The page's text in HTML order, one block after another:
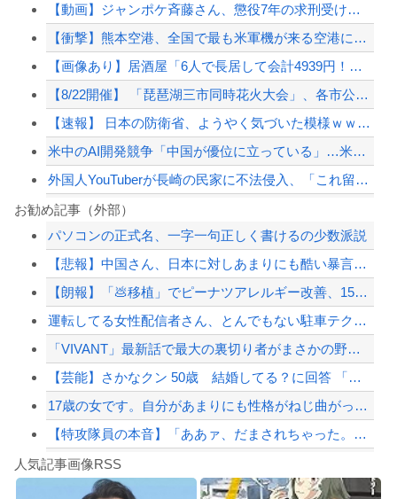
【動画】ジャンポケ斉藤さん、懲役7年の求刑受けたあとのTikTokライブ配信がヤ...
【衝撃】熊本空港、全国で最も米軍機が来る空港になっていた
【画像あり】居酒屋「6人で長居して会計4939円！喋りたいだけなら公園に行ってく...
【8/22開催】 「琵琶湖三市同時花火大会」、各市公式「そんな花火大会は存在しな...
【速報】 日本の防衛省、ようやく気づいた模様ｗｗｗｗｗ
米中のAI開発競争「中国が優位に立っている」…米新興企業CEOが予測！
外国人YouTuberが長崎の民家に不法侵入、「これ留守にしてるだけじゃないの？...
分かった分かった！もう認めるよ…！！って事
海外「日本人は何に使ってるんだ？」 世界的ブームの日本の食品、買ってみたものの使...
長崎の語り部お爺ちゃん（84）、修学旅行生に「日本も原爆を持たないと負ける」と言...
【画像】瞬間-26℃冷却のベルトファンが今なら4,980円ｗｗｗ
【配信者】「金バエ」のSNS更新が1週間途絶え、様々な憶測が飛び交う。1週間ぶり...
Powered by livedoor 相互RSS
お勧め記事（外部）
パソコンの正式名、一字一句正しく書けるの少数派説
【悲報】中国さん、日本に対しあまりにも酷い暴言を放つ 「侵略戦争仕掛けたくせに...
【朗報】「💩移植」でピーナツアレルギー改善、15人中6人が数粒食べられるように
運転してる女性配信者さん、とんでもない駐車テクニックを見せつけてネット民をドン引...
「VIVANT」最新話で最大の裏切り者がまさかの野崎さん！ネット衝撃「嘘だろ」「...
【芸能】さかなクン 50歳 結婚してる？に回答 「幸せだな～」
17歳の女です。自分があまりにも性格がねじ曲がっていてどう矯正したらいいのか分か...
【特攻隊員の本音】「ああァ、だまされちゃった。今度生れる時はアメリカへ生れるぞ」...
大男「1回戦の相手はこのｶﾞｷか？楽勝だな」少年剣士「…ふんっ、あまり調子に乗ら...
人気記事画像RSS